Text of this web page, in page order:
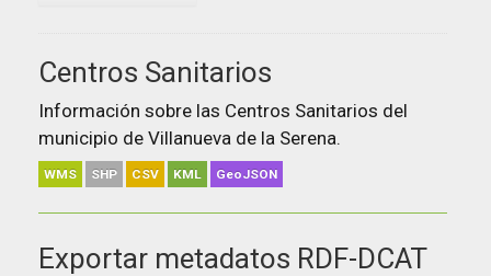
Centros Sanitarios
Información sobre las Centros Sanitarios del
municipio de Villanueva de la Serena.
WMS SHP CSV KML GeoJSON
Exportar metadatos RDF-DCAT